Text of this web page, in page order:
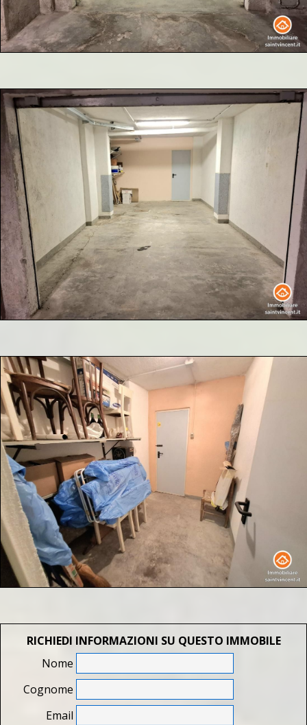
RICHIEDI INFORMAZIONI SU QUESTO IMMOBILE
Nome
Cognome
Email